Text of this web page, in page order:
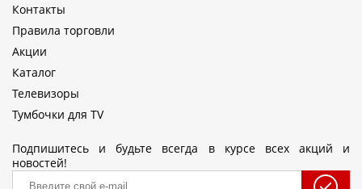
Контакты
Правила торговли
Акции
Каталог
Телевизоры
Тумбочки для TV
Подпишитесь и будьте всегда в курсе всех акций и
новостей!